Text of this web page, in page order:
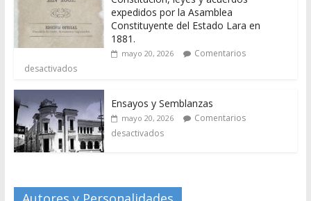
expedidos por la Asamblea
Constituyente del Estado Lara en
1881.
mayo 20, 2026
Comentarios
desactivados
Ensayos y Semblanzas
mayo 20, 2026
Comentarios
desactivados